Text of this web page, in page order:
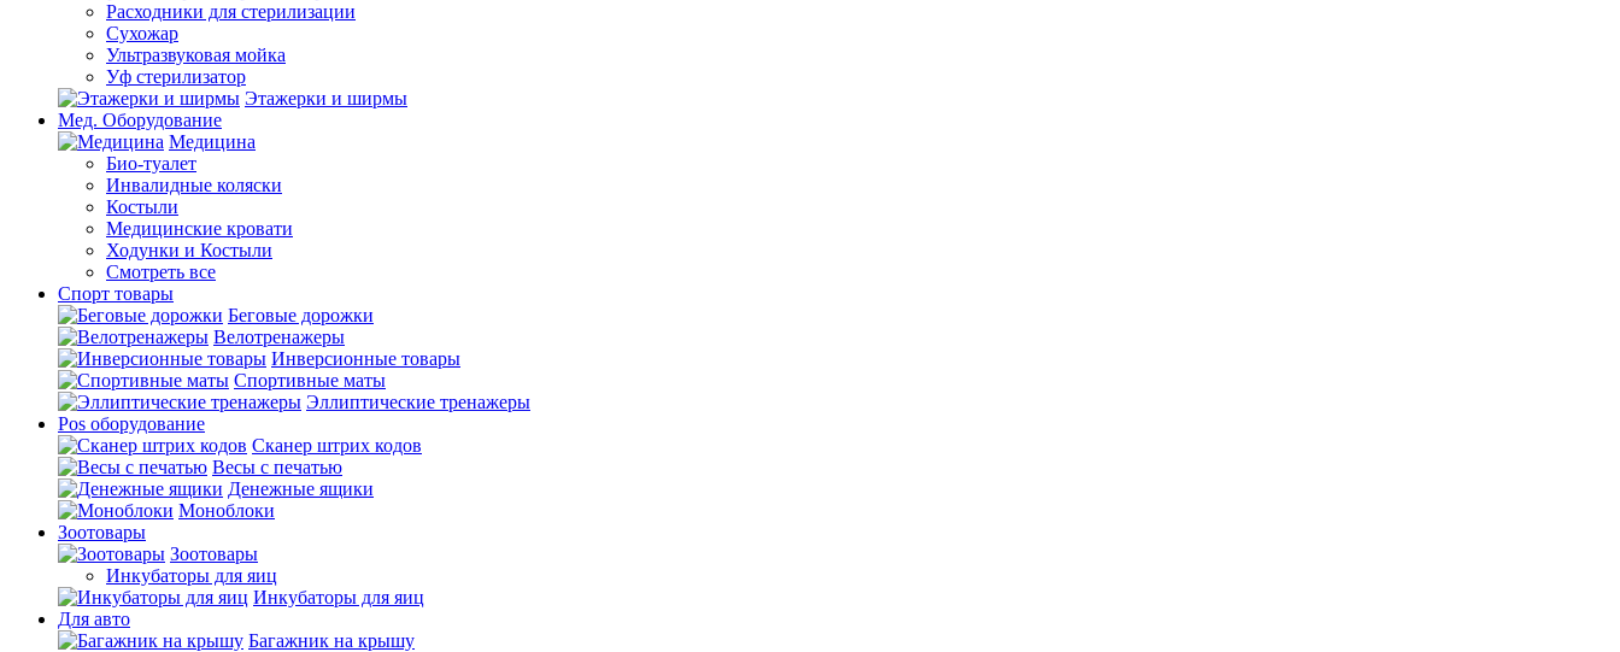
Расходники для стерилизации
Сухожар
Ультразвуковая мойка
Уф стерилизатор
Этажерки и ширмы
Мед. Оборудование
Медицина
Био-туалет
Инвалидные коляски
Костыли
Медицинские кровати
Ходунки и Костыли
Смотреть все
Спорт товары
Беговые дорожки
Велотренажеры
Инверсионные товары
Спортивные маты
Эллиптические тренажеры
Pos оборудование
Cканер штрих кодов
Весы с печатью
Денежные ящики
Моноблоки
Зоотовары
Зоотовары
Инкубаторы для яиц
Инкубаторы для яиц
Для авто
Багажник на крышу